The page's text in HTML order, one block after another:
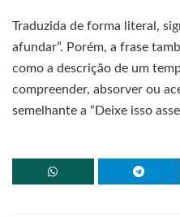
Traduzida de forma literal,
afundar”. Porém, a frase
como a descrição de um
compreender, absorver ou
semelhante a “Deixe isso